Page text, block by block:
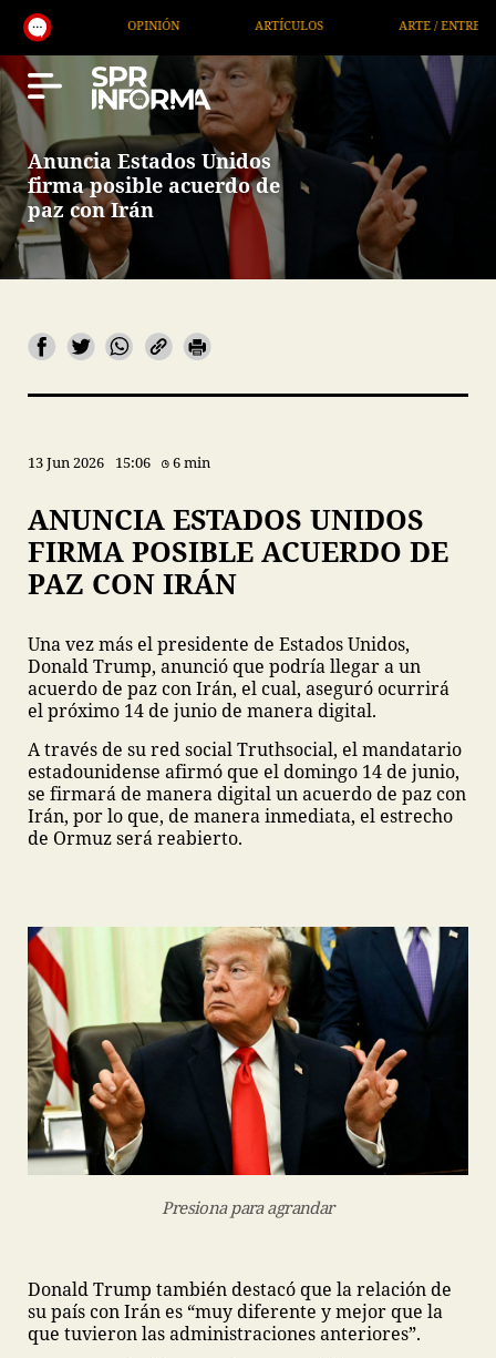
OPINIÓN ARTÍCULOS ARTE / ENTRETENIMIENTO
Anuncia Estados Unidos
firma posible acuerdo de
paz con Irán
13 Jun 2026 15:06 6 min
ANUNCIA ESTADOS UNIDOS
FIRMA POSIBLE ACUERDO DE
PAZ CON IRÁN
Una vez más el presidente de Estados Unidos,
Donald Trump, anunció que podría llegar a un
acuerdo de paz con Irán, el cual, aseguró ocurrirá
el próximo 14 de junio de manera digital.
A través de su red social Truthsocial, el mandatario
estadounidense afirmó que el domingo 14 de junio,
se firmará de manera digital un acuerdo de paz con
Irán, por lo que, de manera inmediata, el estrecho
de Ormuz será reabierto.
Presiona para agrandar
Donald Trump también destacó que la relación de
su país con Irán es “muy diferente y mejor que la
que tuvieron las administraciones anteriores”.